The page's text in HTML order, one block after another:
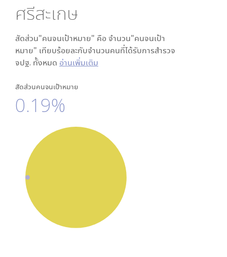
ศรีสะเกษ
สัดส่วน"คนจนเป้าหมาย" คือ จำนวน"คนจนเป้า
หมาย" เทียบร้อยละกับจำนวนคนที่ได้รับการสำรวจ
จปฐ. ทั้งหมด อ่านเพิ่มเติม
สัดส่วนคนจนเป้าหมาย
0.19%